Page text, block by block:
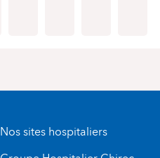
Nos sites hospitaliers